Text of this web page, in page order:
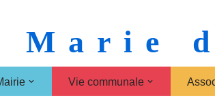
Marie
Vie communale